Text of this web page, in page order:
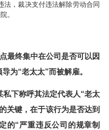
法，裁决支付违法解除劳动合同
。
最终集中在公司是否可以因
为“老太太”而被解雇。
私下称呼其法定代表人“老太
关键，在于该行为是否达到
的“严重违反公司的规章制